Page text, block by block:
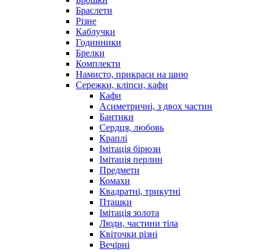
Браслети
Різне
Каблучки
Годинники
Брелки
Комплекти
Намисто, прикраси на шию
Сережки, кліпси, кафи
Кафи
Асиметричні, з двох частин
Бантики
Сердця, любовь
Краплі
Імітація бірюзи
Імітація перлин
Предмети
Комахи
Квадратні, трикутні
Пташки
Імітація золота
Люди, частини тіла
Квіточки різні
Вечірні